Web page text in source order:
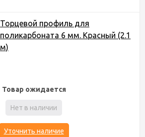
Торцевой профиль для
поликарбоната 6 мм. Красный (2.1
м)
Товар ожидается
Нет в наличии
Уточнить наличие